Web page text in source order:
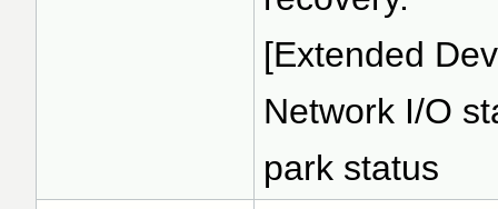
[Extended
Network I/O
park status